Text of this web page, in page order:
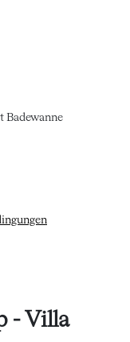
Badewanne
- Villa